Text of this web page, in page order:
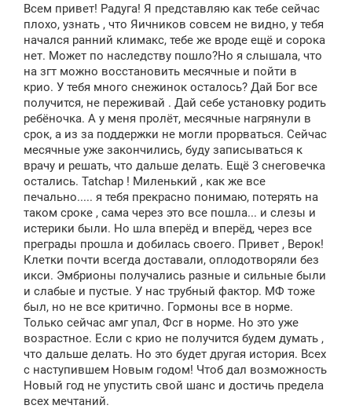
б
щ
н
и
Всем привет! Радуга! Я представляю как тебе сейчас
плохо, узнать , что Яичников совсем не видно, у тебя
начался ранний климакс, тебе же вроде ещё и сорока
нет. Может по наследству пошло?Но я слышала, что
на згт можно восстановить месячные и пойти в
крио. У тебя много снежинок осталось? Дай Бог все
получится, не переживай . Дай себе установку родить
ребёночка. А у меня пролёт, месячные нагрянули в
срок, а из за поддержки не могли прорваться. Сейчас
месячные уже закончились, буду записываться к
врачу и решать, что дальше делать. Ещё 3 снеговечка
остались. Tatchap ! Миленький , как же все
печально..... я тебя прекрасно понимаю, потерять на
таком сроке , сама через это все пошла... и слезы и
истерики были. Но шла вперёд и вперёд, через все
преграды прошла и добилась своего. Привет , Верок!
Клетки почти всегда доставали, оплодотворяли без
икси. Эмбрионы получались разные и сильные были
и слабые и пустые. У нас трубный фактор. МФ тоже
был, но не все критично. Гормоны все в норме.
Только сейчас амг упал, Фсг в норме. Но это уже
возрастное. Если с крио не получится будем думать ,
что дальше делать. Но это будет другая история. Всех
с наступившем Новым годом! Чтоб дал возможность
Новый год не упустить свой шанс и достичь предела
всех мечтаний.